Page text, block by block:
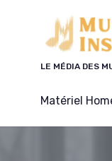
LE MÉDIA DES
Matériel